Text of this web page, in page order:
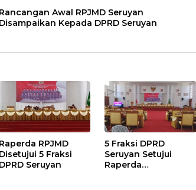
Rancangan Awal RPJMD Seruyan
Disampaikan Kepada DPRD Seruyan
Raperda RPJMD
Disetujui 5 Fraksi
DPRD Seruyan
5 Fraksi DPRD
Seruyan Setujui
Raperda